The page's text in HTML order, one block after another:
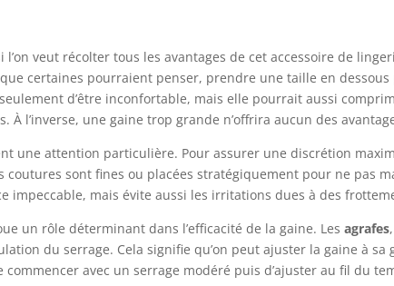
l’on veut récolter tous les avantages de cet accessoire de
certaines pourraient penser, prendre une taille en
d’être inconfortable, mais elle pourrait aussi
À l’inverse, une gaine trop grande n’offrira aucun des
une attention particulière. Pour assurer une discrétion
coutures sont fines ou placées stratégiquement pour ne pas
impeccable, mais évite aussi les irritations dues à des
un rôle déterminant dans l’efficacité de la gaine. Lesagrafes
du serrage. Cela signifie qu’on peut ajuster la gaine à sa
avec un serrage modéré puis d’ajuster au fil du